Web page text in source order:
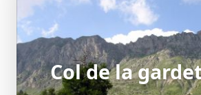
Col de la